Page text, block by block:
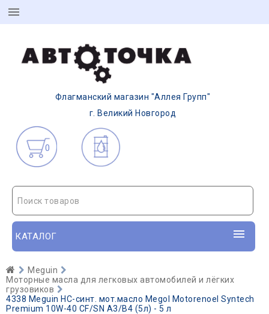
Флагманский магазин "Аллея Групп"
г. Великий Новгород
0
Поиск товаров
КАТАЛОГ
Meguin
Моторные масла для легковых автомобилей и лёгких
грузовиков
4338 Meguin НС-синт. мот.масло Megol Motorenoel Syntech
Premium 10W-40 CF/SN A3/B4 (5л) - 5 л